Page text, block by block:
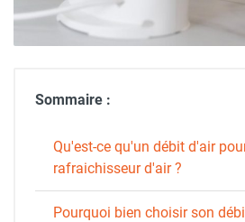
Sommaire :
Qu'est-ce qu'un débit d'air
rafraichisseur d'air ?
Pourquoi bien choisir son